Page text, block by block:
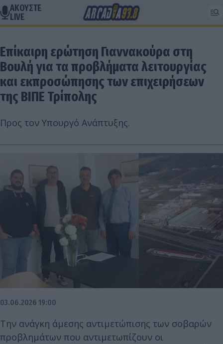
ΑΚΟΥΣΤΕ
LIVE
Επίκαιρη ερώτηση Γιαννακούρα στη
Βουλή για τα προβλήματα λειτουργίας
και εκπροσώπησης των επιχειρήσεων
της ΒΙΠΕ Τρίπολης
Προς τον Υπουργό Ανάπτυξης.
03.06.2026 19:00
Την ανάγκη άμεσης αντιμετώπισης των σοβαρών
προβλημάτων που αντιμετωπίζουν οι